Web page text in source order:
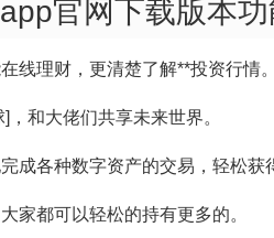
官网下载版本
线理财，更清楚了解**投资行情。
和大佬们共享未来世界。
成各种数字资产的交易，轻松获
家都可以轻松的持有更多的。